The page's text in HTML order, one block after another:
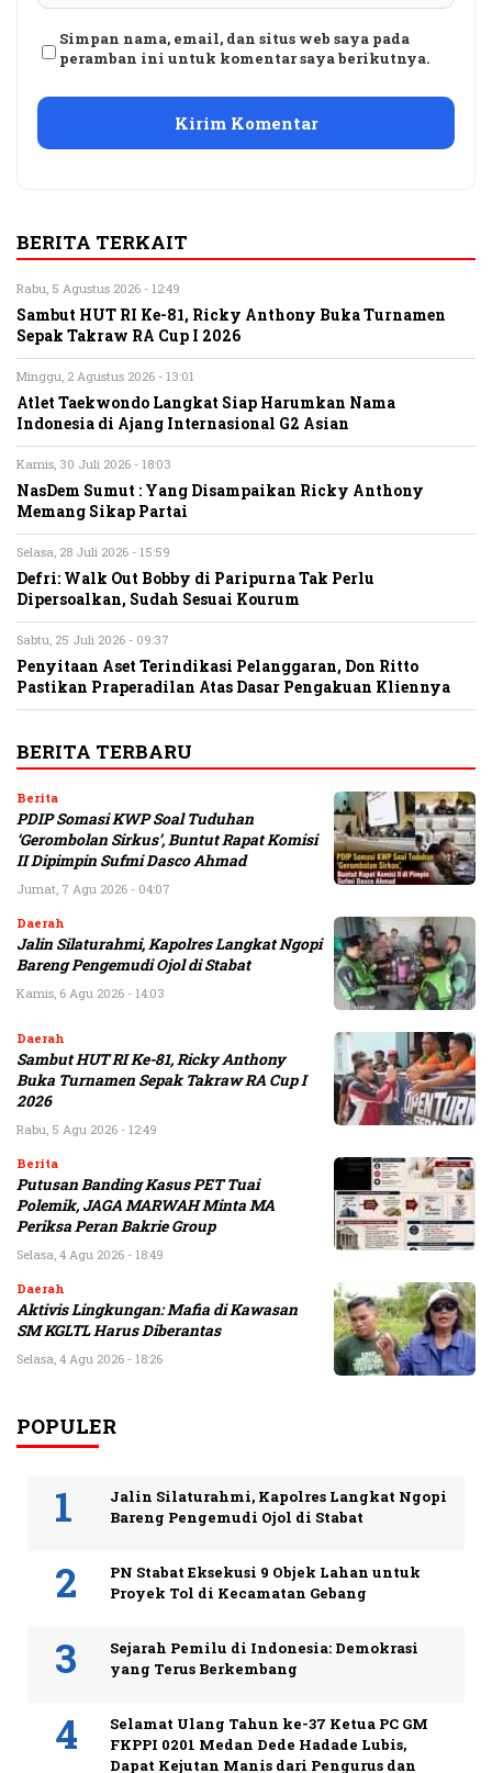
Simpan nama, email, dan situs web saya pada
peramban ini untuk komentar saya berikutnya.
BERITA TERKAIT
Rabu, 5 Agustus 2026 - 12:49
Sambut HUT RI Ke-81, Ricky Anthony Buka Turnamen
Sepak Takraw RA Cup I 2026
Minggu, 2 Agustus 2026 - 13:01
Atlet Taekwondo Langkat Siap Harumkan Nama
Indonesia di Ajang Internasional G2 Asian
Kamis, 30 Juli 2026 - 18:03
NasDem Sumut : Yang Disampaikan Ricky Anthony
Memang Sikap Partai
Selasa, 28 Juli 2026 - 15:59
Defri: Walk Out Bobby di Paripurna Tak Perlu
Dipersoalkan, Sudah Sesuai Kourum
Sabtu, 25 Juli 2026 - 09:37
Penyitaan Aset Terindikasi Pelanggaran, Don Ritto
Pastikan Praperadilan Atas Dasar Pengakuan Kliennya
BERITA TERBARU
Berita
PDIP Somasi KWP Soal Tuduhan
‘Gerombolan Sirkus’, Buntut Rapat Komisi
II Dipimpin Sufmi Dasco Ahmad
Jumat, 7 Agu 2026 - 04:07
Daerah
Jalin Silaturahmi, Kapolres Langkat Ngopi
Bareng Pengemudi Ojol di Stabat
Kamis, 6 Agu 2026 - 14:03
Daerah
Sambut HUT RI Ke-81, Ricky Anthony
Buka Turnamen Sepak Takraw RA Cup I
2026
Rabu, 5 Agu 2026 - 12:49
Berita
Putusan Banding Kasus PET Tuai
Polemik, JAGA MARWAH Minta MA
Periksa Peran Bakrie Group
Selasa, 4 Agu 2026 - 18:49
Daerah
Aktivis Lingkungan: Mafia di Kawasan
SM KGLTL Harus Diberantas
Selasa, 4 Agu 2026 - 18:26
POPULER
Jalin Silaturahmi, Kapolres Langkat Ngopi
Bareng Pengemudi Ojol di Stabat
PN Stabat Eksekusi 9 Objek Lahan untuk
Proyek Tol di Kecamatan Gebang
Sejarah Pemilu di Indonesia: Demokrasi
yang Terus Berkembang
Selamat Ulang Tahun ke-37 Ketua PC GM
FKPPI 0201 Medan Dede Hadade Lubis,
Dapat Kejutan Manis dari Pengurus dan